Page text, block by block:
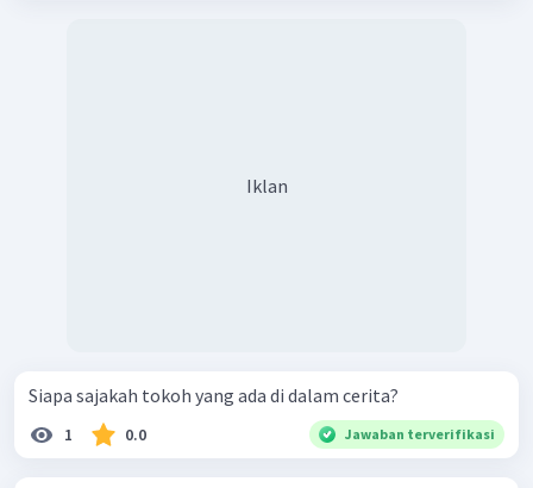
Iklan
Siapa sajakah tokoh yang ada di dalam cerita?
1 0.0 Jawaban terverifikasi